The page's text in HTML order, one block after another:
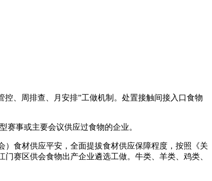
、周排查、月安排”工做机制。处置接触间接入口食物
事或主要会议供应过食物的企业。
食材供应平安，全面提拔食材供应保障程度，按照《关
赛区供会食物出产企业遴选工做。牛类、羊类、鸡类、